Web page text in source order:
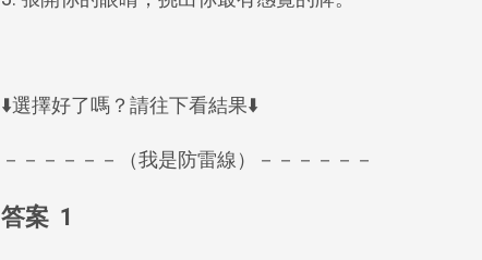
⬇️選擇好了嗎？請往下看結果⬇️
－－－－－－（我是防雷線）－－－－－－
答案 1